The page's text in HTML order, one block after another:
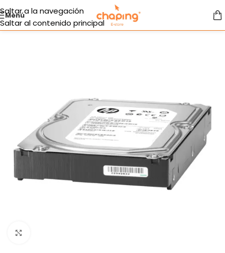
Saltar a la navegación
Saltar al contenido principal
Menú